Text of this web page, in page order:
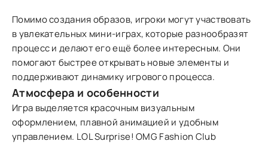
Помимо создания образов, игроки могут участвовать
в увлекательных мини-играх, которые разнообразят
процесс и делают его ещё более интересным. Они
помогают быстрее открывать новые элементы и
поддерживают динамику игрового процесса.
Атмосфера и особенности
Игра выделяется красочным визуальным
оформлением, плавной анимацией и удобным
управлением. LOL Surprise! OMG Fashion Club